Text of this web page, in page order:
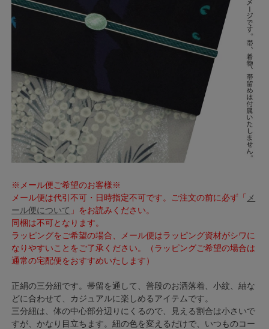
※メール便ご希望のお客様※
メール便は代引不可・日時指定不可です。ご注文の前に必ず「 メ
ール便について 」をお読みください。
同梱は不可となります。
ラッピングをご希望の場合、メール便はラッピング資材がシワに
なりやすいことをご了承ください。（ラッピングご希望の場合は
通常の宅配便をおすすめいたします）
正絹の三分紐です。帯留を通して、普段のお洒落着、小紋、紬な
どに合わせて、カジュアルに楽しめるアイテムです。
三分紐は、体の中心部分辺りにくるので、見える割合は小さいで
すが、かなり目立ちます。紐の色を変えるだけで、いつものコー